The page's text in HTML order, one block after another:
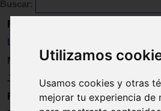
Utilizamos
Usamos cookies y otras
mejorar tu experiencia de
Buscar:
Revista
Libros
Material
Juguetes
Formación